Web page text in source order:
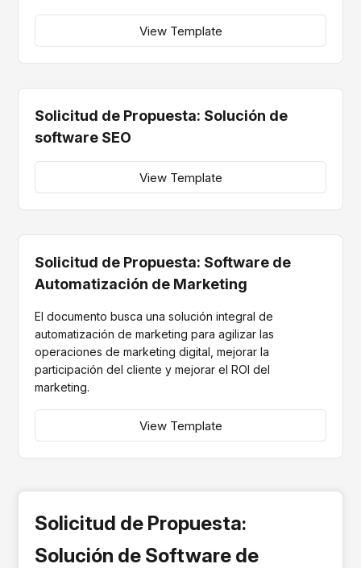
View Template
Solicitud de Propuesta: Solución de
software SEO
View Template
Solicitud de Propuesta: Software de
Automatización de Marketing
El documento busca una solución integral de
automatización de marketing para agilizar las
operaciones de marketing digital, mejorar la
participación del cliente y mejorar el ROI del
marketing.
View Template
Solicitud de Propuesta:
Solución de Software de